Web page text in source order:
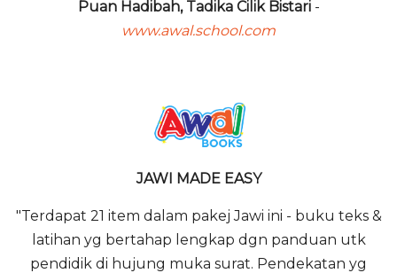
Puan Hadibah, Tadika Cilik Bistari-
www.awal.school.com
JAWI MADE EASY
"Terdapat 21 item dalam pakej Jawi ini - buku teks &
latihan yg bertahap lengkap dgn panduan utk
pendidik di hujung muka surat. Pendekatan yg